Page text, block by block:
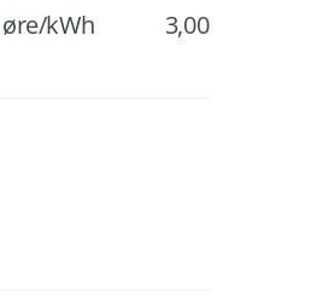
øre/kWh 3,00